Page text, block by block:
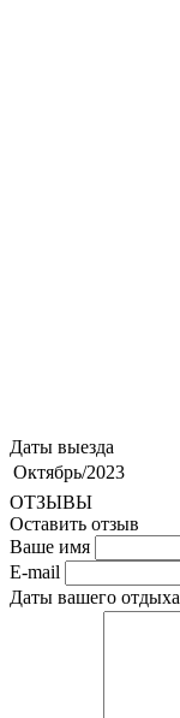
Даты выезда
Октябрь/2023
ОТЗЫВЫ
Оставить отзыв
Ваше имя
E-mail
Даты вашего отдыха